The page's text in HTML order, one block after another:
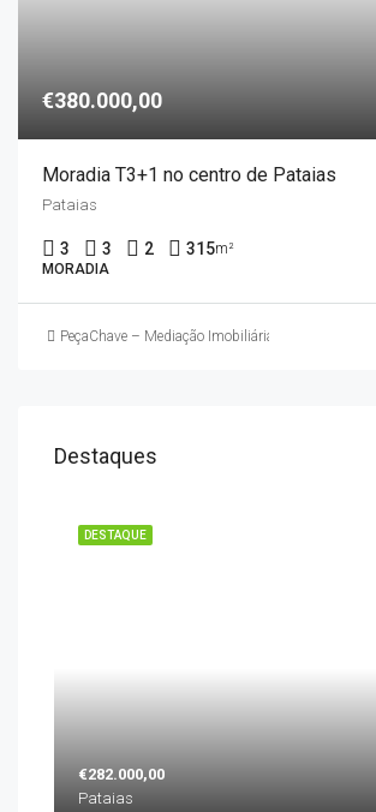
€380.000,00
Moradia T3+1 no centro de Pataias
Pataias
3 3 2 315m²
MORADIA
PeçaChave – Mediação Imobiliária
Destaques
DESTAQUE
€282.000,00
Pataias